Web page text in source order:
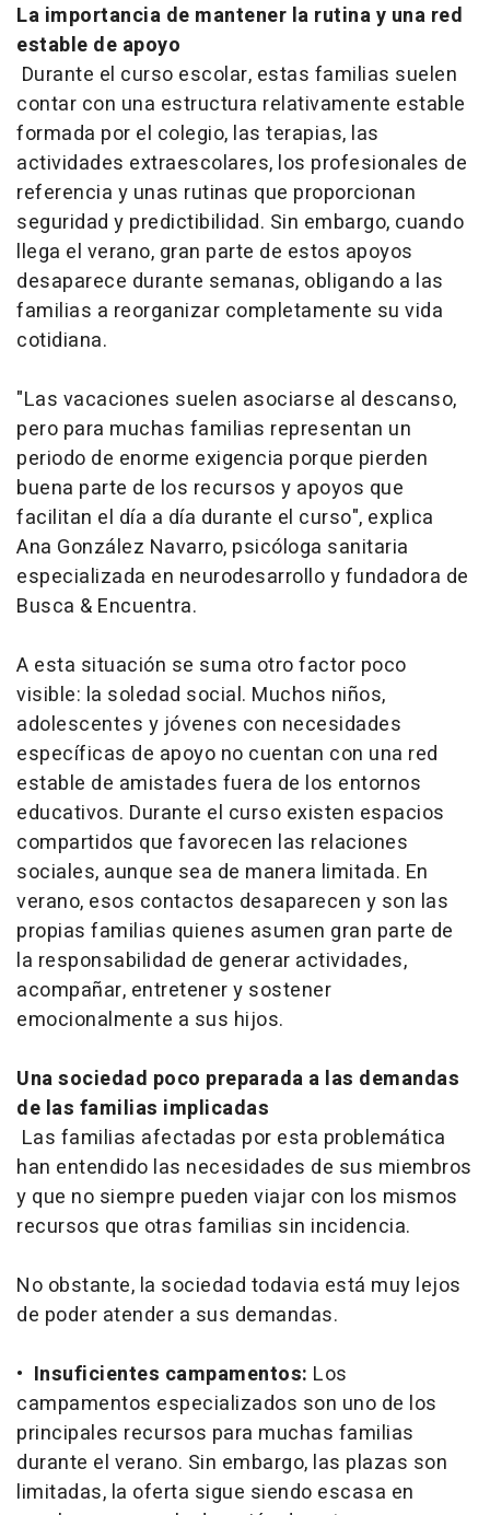
La importancia de mantener la rutina y una red
estable de apoyo
Durante el curso escolar, estas familias suelen
contar con una estructura relativamente estable
formada por el colegio, las terapias, las
actividades extraescolares, los profesionales de
referencia y unas rutinas que proporcionan
seguridad y predictibilidad. Sin embargo, cuando
llega el verano, gran parte de estos apoyos
desaparece durante semanas, obligando a las
familias a reorganizar completamente su vida
cotidiana.
"Las vacaciones suelen asociarse al descanso,
pero para muchas familias representan un
periodo de enorme exigencia porque pierden
buena parte de los recursos y apoyos que
facilitan el día a día durante el curso", explica
Ana González Navarro, psicóloga sanitaria
especializada en neurodesarrollo y fundadora de
Busca & Encuentra.
A esta situación se suma otro factor poco
visible: la soledad social. Muchos niños,
adolescentes y jóvenes con necesidades
específicas de apoyo no cuentan con una red
estable de amistades fuera de los entornos
educativos. Durante el curso existen espacios
compartidos que favorecen las relaciones
sociales, aunque sea de manera limitada. En
verano, esos contactos desaparecen y son las
propias familias quienes asumen gran parte de
la responsabilidad de generar actividades,
acompañar, entretener y sostener
emocionalmente a sus hijos.
Una sociedad poco preparada a las demandas
de las familias implicadas
Las familias afectadas por esta problemática
han entendido las necesidades de sus miembros
y que no siempre pueden viajar con los mismos
recursos que otras familias sin incidencia.
No obstante, la sociedad todavia está muy lejos
de poder atender a sus demandas.
• Insuficientes campamentos: Los
campamentos especializados son uno de los
principales recursos para muchas familias
durante el verano. Sin embargo, las plazas son
limitadas, la oferta sigue siendo escasa en